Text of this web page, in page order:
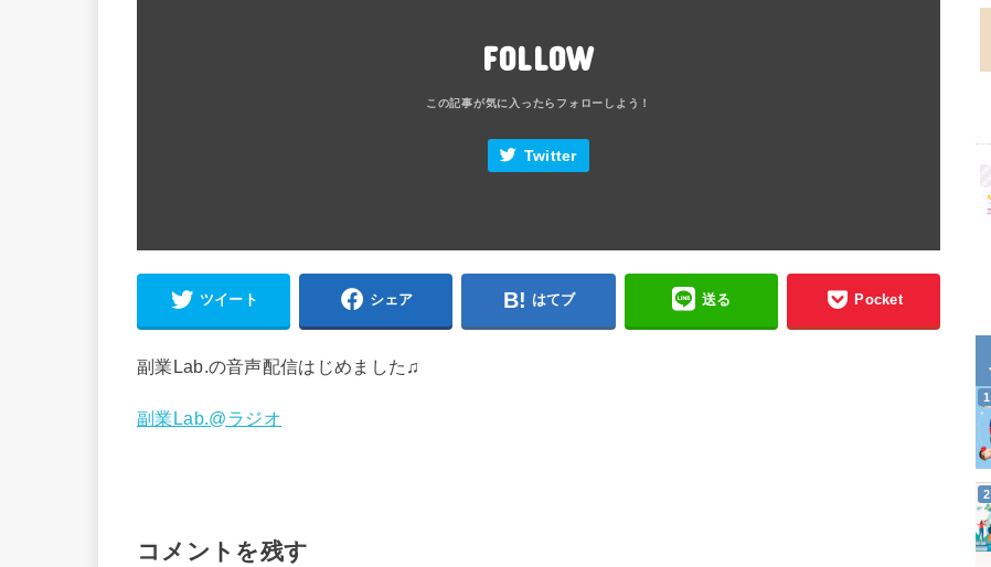
FOLLOW
Twitter
ツイート シェア はてブ 送る Pocket
副業Lab.の音声配信はじめました♫
副業Lab.@ラジオ
コメントを残す